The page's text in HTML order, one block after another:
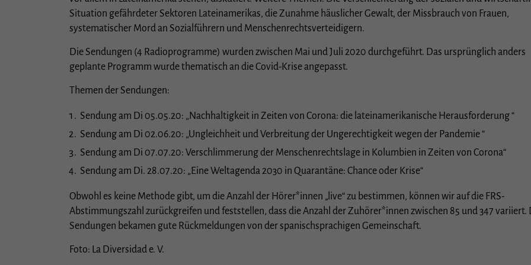
Situation gefährdeter Sektoren Lateinamerikas, die Zunahme häuslicher Gewalt, der Missbrauch von Frauen,
systematischer Mord an Sozialführern und Menschenrechtsverteidigern.
Die Sendungen (4 Radioprogramme) wurden zwischen Mai und Juli 2020 durchgeführt. Das ursprünglich anders
geplante Programm wurde thematisch an die Covid-Krise angepasst.
Themen der Sendungen:
Sendung am Di 05.05.20: „Nachhaltigkeit in Zeiten von Corona: die lateinamerikanische Herausforderung “
Sendung am Di 02.06.20: „Ungleichheit und Verbreitung der Ungerechtigkeit wegen der Pandemie “
Sendung am Di 07.07.20: Verschlimmerung der Menschenrechtslage in Kolumbien in Zeiten von Corona“
Sendung am Di. 28.07.20: „Eine Weltagenda 2030 in Quarantäne: Chance oder Krise“
Obwohl es keine Methode gibt, um die Anzahl der Hörer*innen „live“ zu bestimmen, können wir auf die FRS-
Abstimmungszahl zurückgreifen und feststellen, dass die Anzahl der Zuhörer*innen zwischen 85 und 347 variiert.
Sendungen bekamen gute Rückmeldungen von der spanischsprachigen Gemeinschaft.
Foto: La Diversidad e. V.
Cookie-Informationen anzeigen
Statistiken (1)
Statistik Cookies erfassen Informationen anonym. Diese Informationen helfen uns zu verstehen, wie
unsere Besucher unsere Website nutzen.
Cookies von externen Medien akzeptiert werden, bedarf der Zugriff auf diese Inhalte keiner
Einwilligung mehr.